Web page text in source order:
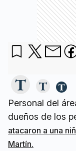
Personal del
dueños de los
atacaron a una
Martín.